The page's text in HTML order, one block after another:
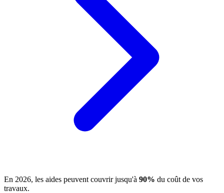
En 2026, les aides peuvent couvrir jusqu'à 90% du coût de vos
travaux.